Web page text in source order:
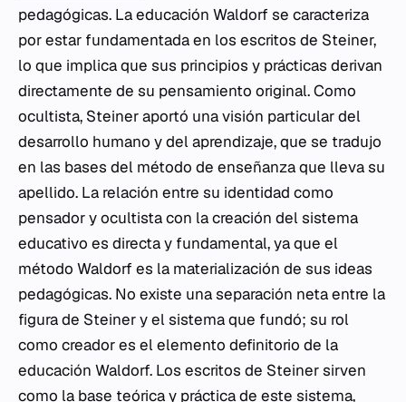
pedagógicas. La educación Waldorf se caracteriza
por estar fundamentada en los escritos de Steiner,
lo que implica que sus principios y prácticas derivan
directamente de su pensamiento original. Como
ocultista, Steiner aportó una visión particular del
desarrollo humano y del aprendizaje, que se tradujo
en las bases del método de enseñanza que lleva su
apellido. La relación entre su identidad como
pensador y ocultista con la creación del sistema
educativo es directa y fundamental, ya que el
método Waldorf es la materialización de sus ideas
pedagógicas. No existe una separación neta entre la
figura de Steiner y el sistema que fundó; su rol
como creador es el elemento definitorio de la
educación Waldorf. Los escritos de Steiner sirven
como la base teórica y práctica de este sistema,